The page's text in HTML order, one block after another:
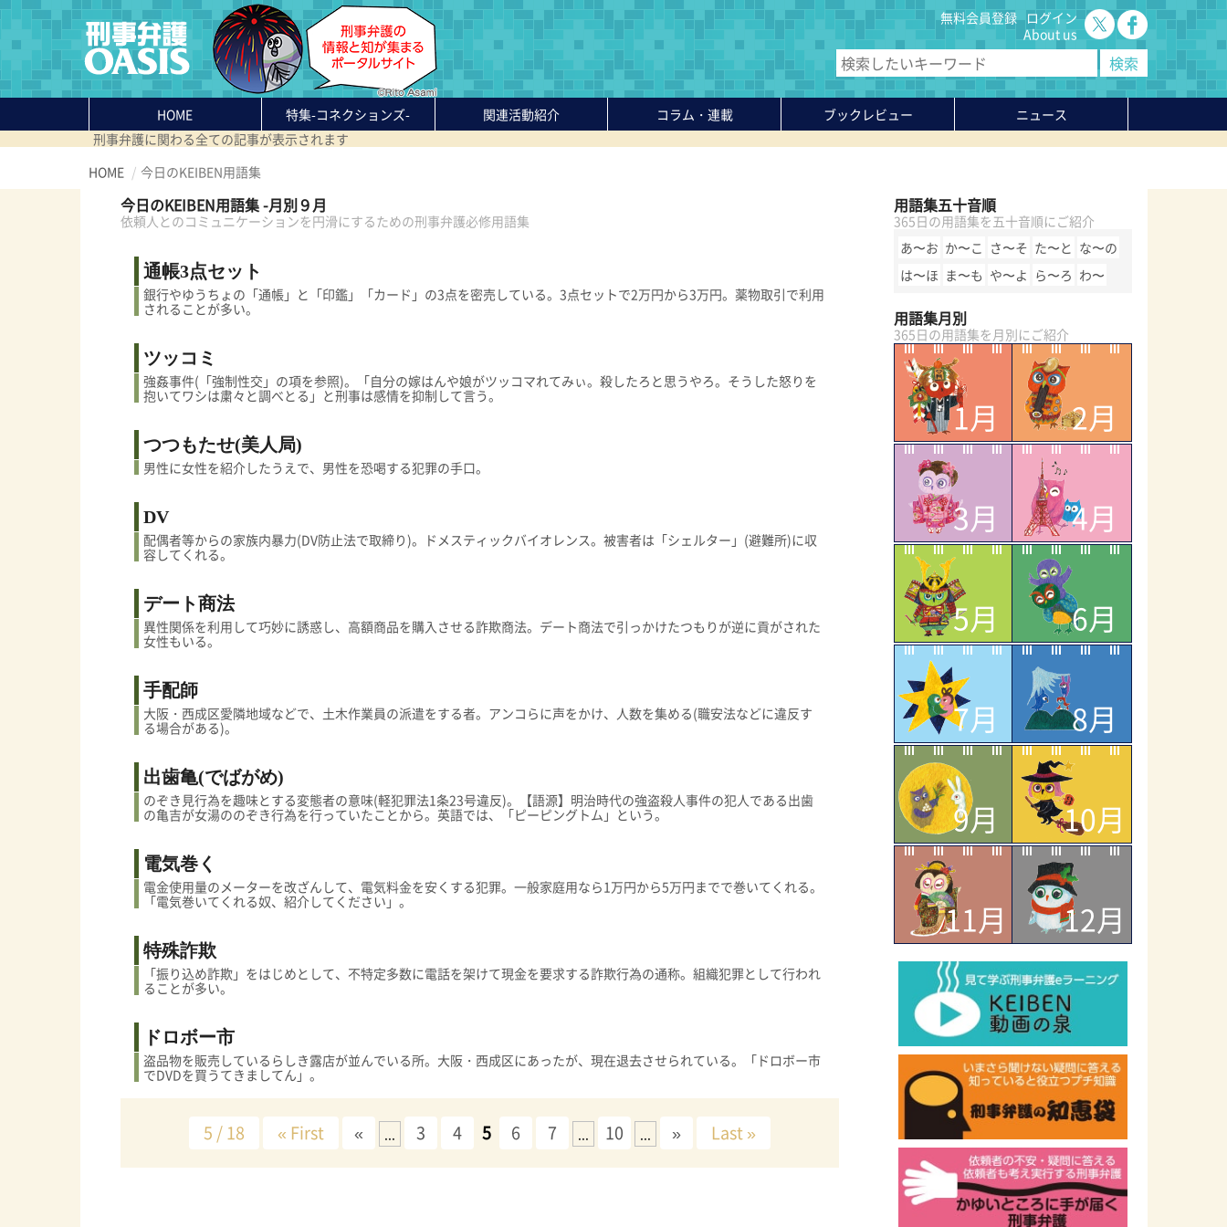
無料会員登録 ログイン
About us
HOME 特集-コネクションズ- 関連活動紹介 コラム・連載 ブックレビュー
ニュース
刑事弁護に関わる全ての記事が表示されます
HOME
今日のKEIBEN用語集
今日のKEIBEN用語集 -月別９月
依頼人とのコミュニケーションを円滑にするための刑事弁護必修用語集
通帳3点セット
銀行やゆうちょの「通帳」と「印鑑」「カード」の3点を密売している。3点セットで2万円から3万円。薬物取引で利用
されることが多い。
ツッコミ
強姦事件(「強制性交」の項を参照)。「自分の嫁はんや娘がツッコマれてみぃ。殺したろと思うやろ。そうした怒りを
抱いてワシは粛々と調べとる」と刑事は感情を抑制して言う。
つつもたせ(美人局)
男性に女性を紹介したうえで、男性を恐喝する犯罪の手口。
DV
配偶者等からの家族内暴力(DV防止法で取締り)。ドメスティックバイオレンス。被害者は「シェルター」(避難所)に収
容してくれる。
デート商法
異性関係を利用して巧妙に誘惑し、高額商品を購入させる詐欺商法。デート商法で引っかけたつもりが逆に貢がされた
女性もいる。
手配師
大阪・西成区愛隣地域などで、土木作業員の派遣をする者。アンコらに声をかけ、人数を集める(職安法などに違反す
る場合がある)。
出歯亀(でばがめ)
のぞき見行為を趣味とする変態者の意味(軽犯罪法1条23号違反)。【語源】明治時代の強盗殺人事件の犯人である出歯
の亀吉が女湯ののぞき行為を行っていたことから。英語では、「ピーピングトム」という。
電気巻く
電金使用量のメーターを改ざんして、電気料金を安くする犯罪。一般家庭用なら1万円から5万円までで巻いてくれる。
「電気巻いてくれる奴、紹介してください」。
特殊詐欺
「振り込め詐欺」をはじめとして、不特定多数に電話を架けて現金を要求する詐欺行為の通称。組織犯罪として行われ
ることが多い。
ドロボー市
盗品物を販売しているらしき露店が並んでいる所。大阪・西成区にあったが、現在退去させられている。「ドロボー市
でDVDを買うてきましてん」。
5 / 18 « First « ... 3 4 5 6 7 ... 10 ... » Last »
用語集五十音順
365日の用語集を五十音順にご紹介
あ〜お か〜こ さ〜そ た〜と な〜の
は〜ほ ま〜も や〜よ ら〜ろ わ〜
用語集月別
365日の用語集を月別にご紹介
1月 2月
3月 4月
5月 6月
7月 8月
9月 10月
11月 12月